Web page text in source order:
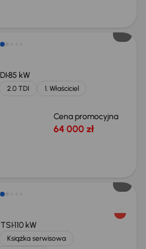
85 kW
2.0 TDI
1. Właściciel
Cena promocyjna
64 000 zł
TSI110 kW
Książka serwisowa